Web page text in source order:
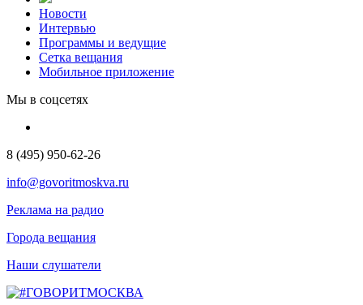
Новости
Интервью
Программы и ведущие
Сетка вещания
Мобильное приложение
Мы в соцсетях
8 (495) 950-62-26
info@govoritmoskva.ru
Реклама на радио
Города вещания
Наши слушатели